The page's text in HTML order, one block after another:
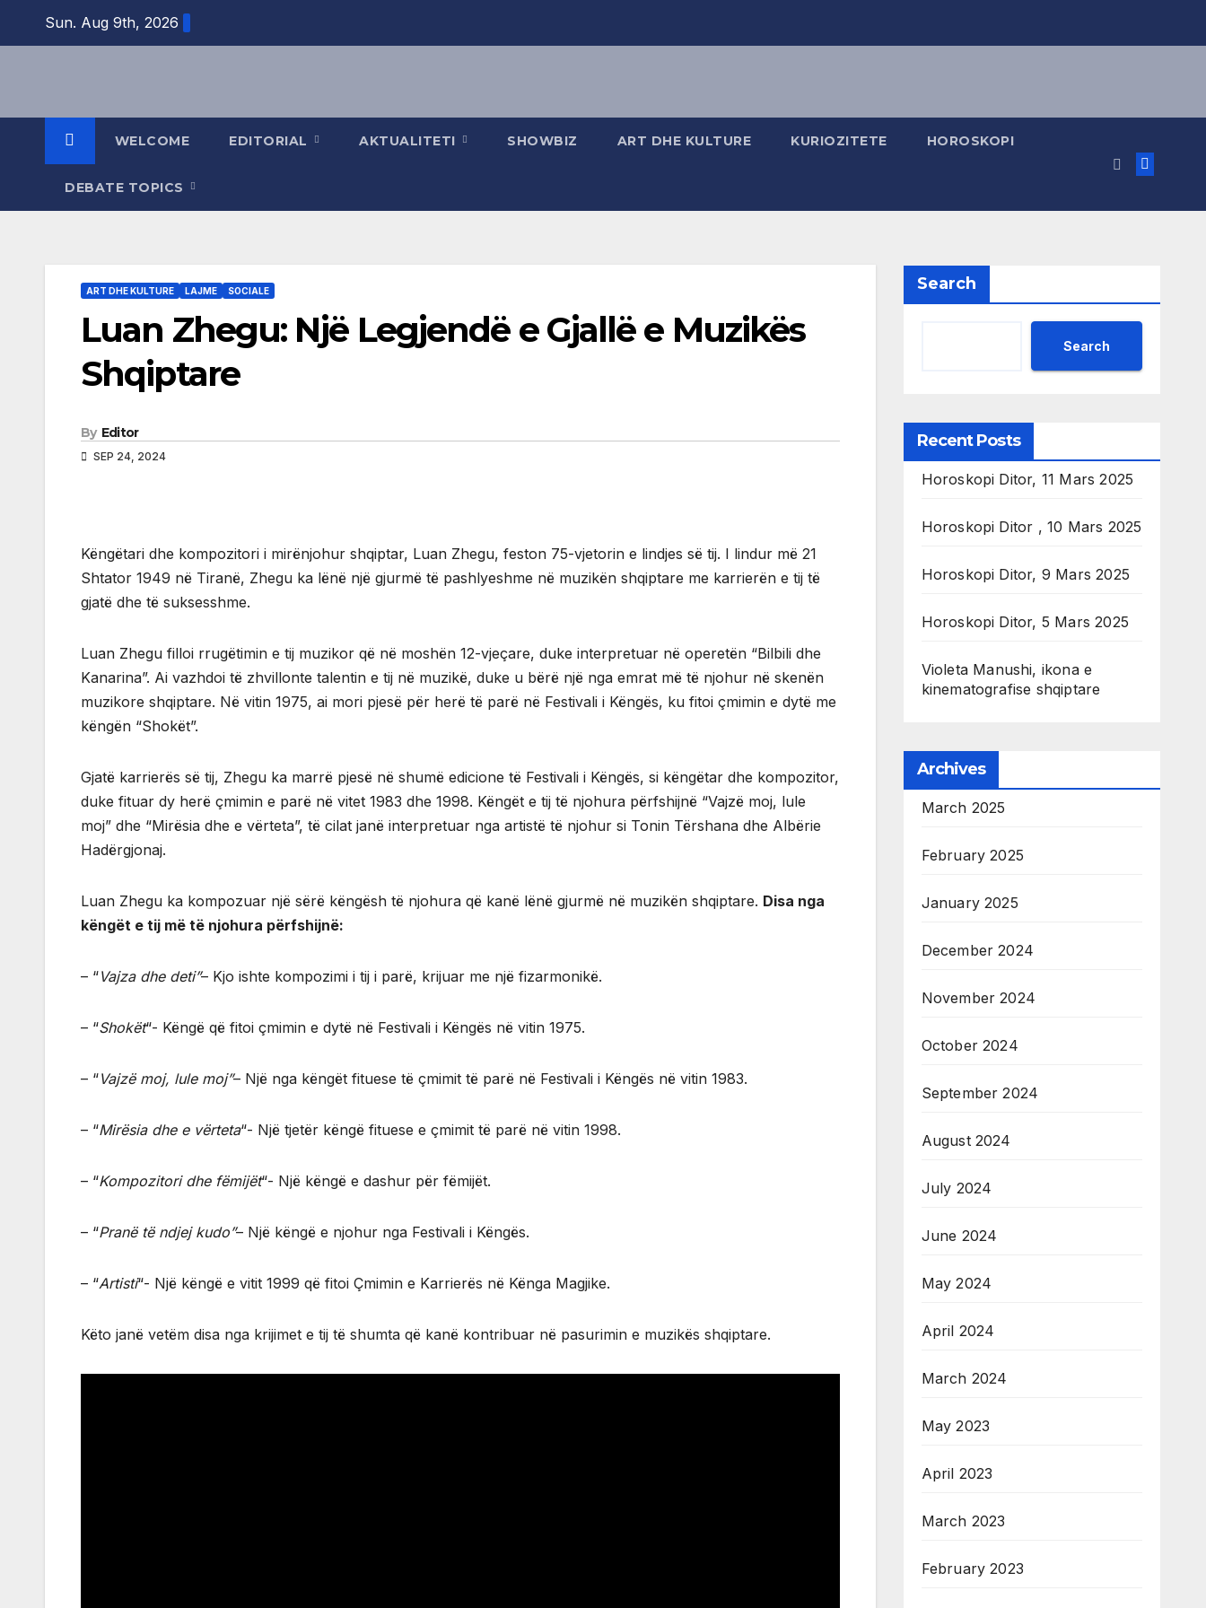
Sun. Aug 9th, 2026
WELCOME EDITORIAL AKTUALITETI SHOWBIZ ART DHE KULTURE KURIOZITETE HOROSKOPI
DEBATE TOPICS
ART DHE KULTURE LAJME SOCIALE
Luan Zhegu: Një Legjendë e Gjallë e Muzikës
Shqiptare
By Editor
SEP 24, 2024
Këngëtari dhe kompozitori i mirënjohur shqiptar, Luan Zhegu, feston 75-vjetorin e lindjes së tij. I lindur më 21
Shtator 1949 në Tiranë, Zhegu ka lënë një gjurmë të pashlyeshme në muzikën shqiptare me karrierën e tij të
gjatë dhe të suksesshme.
Luan Zhegu filloi rrugëtimin e tij muzikor që në moshën 12-vjeçare, duke interpretuar në operetën “Bilbili dhe
Kanarina”. Ai vazhdoi të zhvillonte talentin e tij në muzikë, duke u bërë një nga emrat më të njohur në skenën
muzikore shqiptare. Në vitin 1975, ai mori pjesë për herë të parë në Festivali i Këngës, ku fitoi çmimin e dytë me
këngën “Shokët”.
Gjatë karrierës së tij, Zhegu ka marrë pjesë në shumë edicione të Festivali i Këngës, si këngëtar dhe kompozitor,
duke fituar dy herë çmimin e parë në vitet 1983 dhe 1998. Këngët e tij të njohura përfshijnë “Vajzë moj, lule
moj” dhe “Mirësia dhe e vërteta”, të cilat janë interpretuar nga artistë të njohur si Tonin Tërshana dhe Albërie
Hadërgjonaj.
Luan Zhegu ka kompozuar një sërë këngësh të njohura që kanë lënë gjurmë në muzikën shqiptare. Disa nga
këngët e tij më të njohura përfshijnë:
– “Vajza dhe deti”– Kjo ishte kompozimi i tij i parë, krijuar me një fizarmonikë.
– “Shokët“- Këngë që fitoi çmimin e dytë në Festivali i Këngës në vitin 1975.
– “Vajzë moj, lule moj”– Një nga këngët fituese të çmimit të parë në Festivali i Këngës në vitin 1983.
– “Mirësia dhe e vërteta“- Një tjetër këngë fituese e çmimit të parë në vitin 1998.
– “Kompozitori dhe fëmijët“- Një këngë e dashur për fëmijët.
– “Pranë të ndjej kudo”– Një këngë e njohur nga Festivali i Këngës.
– “Artisti“- Një këngë e vitit 1999 që fitoi Çmimin e Karrierës në Kënga Magjike.
Këto janë vetëm disa nga krijimet e tij të shumta që kanë kontribuar në pasurimin e muzikës shqiptare.
Search
Search
Recent Posts
Horoskopi Ditor, 11 Mars 2025
Horoskopi Ditor , 10 Mars 2025
Horoskopi Ditor, 9 Mars 2025
Horoskopi Ditor, 5 Mars 2025
Violeta Manushi, ikona e
kinematografise shqiptare
Archives
March 2025
February 2025
January 2025
December 2024
November 2024
October 2024
September 2024
August 2024
July 2024
June 2024
May 2024
April 2024
March 2024
May 2023
April 2023
March 2023
February 2023